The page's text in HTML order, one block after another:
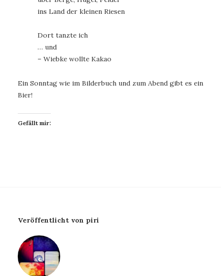
ins Land der kleinen Riesen
Dort tanzte ich
… und
– Wiebke wollte Kakao
Ein Sonntag wie im Bilderbuch und zum Abend gibt es ein
Bier!
Gefällt mir:
Veröffentlicht von piri